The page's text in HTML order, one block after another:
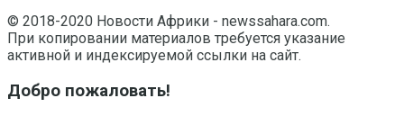
© 2018-2020 Новости Африки - newssahara.com.
При копировании материалов требуется указание
активной и индексируемой ссылки на сайт.
Добро пожаловать!